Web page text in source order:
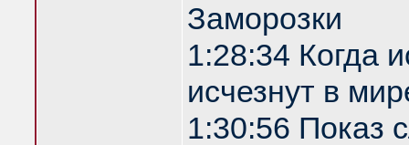
Заморозки
1:28:34 Когда
исчезнут в
1:30:56 Показ